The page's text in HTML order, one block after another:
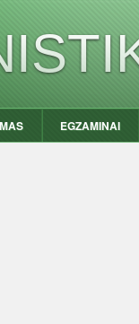
EGZAMINAI